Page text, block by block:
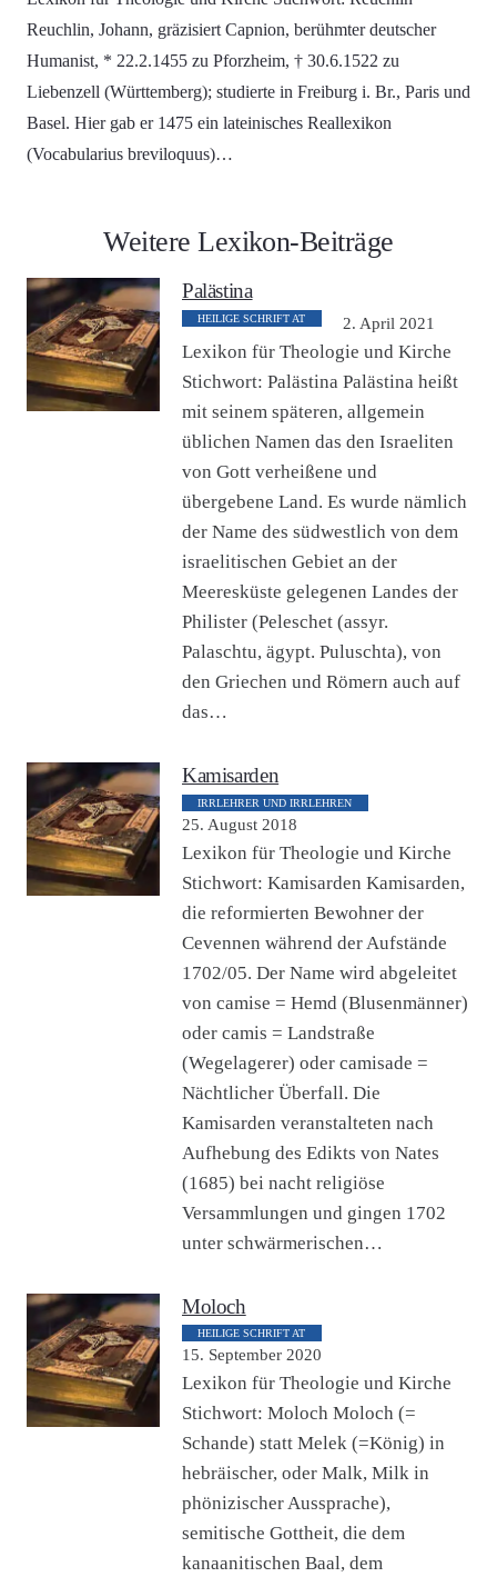
Reuchlin, Johann, gräzisiert Capnion, berühmter deutscher
Humanist, * 22.2.1455 zu Pforzheim, † 30.6.1522 zu
Liebenzell (Württemberg); studierte in Freiburg i. Br., Paris und
Basel. Hier gab er 1475 ein lateinisches Reallexikon
(Vocabularius breviloquus)…
Weitere Lexikon-Beiträge
Palästina
HEILIGE SCHRIFT AT 2. April 2021
Lexikon für Theologie und Kirche
Stichwort: Palästina Palästina heißt
mit seinem späteren, allgemein
üblichen Namen das den Israeliten
von Gott verheißene und
übergebene Land. Es wurde nämlich
der Name des südwestlich von dem
israelitischen Gebiet an der
Meeresküste gelegenen Landes der
Philister (Peleschet (assyr.
Palaschtu, ägypt. Puluschta), von
den Griechen und Römern auch auf
das…
Kamisarden
IRRLEHRER UND IRRLEHREN
25. August 2018
Lexikon für Theologie und Kirche
Stichwort: Kamisarden Kamisarden,
die reformierten Bewohner der
Cevennen während der Aufstände
1702/05. Der Name wird abgeleitet
von camise = Hemd (Blusenmänner)
oder camis = Landstraße
(Wegelagerer) oder camisade =
Nächtlicher Überfall. Die
Kamisarden veranstalteten nach
Aufhebung des Edikts von Nates
(1685) bei nacht religiöse
Versammlungen und gingen 1702
unter schwärmerischen…
Moloch
HEILIGE SCHRIFT AT
15. September 2020
Lexikon für Theologie und Kirche
Stichwort: Moloch Moloch (=
Schande) statt Melek (=König) in
hebräischer, oder Malk, Milk in
phönizischer Aussprache),
semitische Gottheit, die dem
kanaanitischen Baal, dem